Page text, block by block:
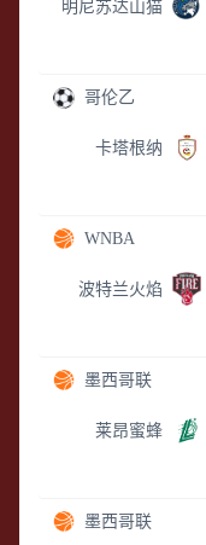
明尼苏达山猫
哥伦乙
卡塔根纳
WNBA
波特兰火焰
墨西哥联
莱昂蜜蜂
墨西哥联